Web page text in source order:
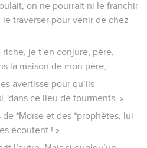
on ne pourrait ni le franchir
le traverser pour venir de chez
je t’en conjure, père,
la maison de mon père,
avertisse pour qu’ils
dans ce lieu de tourments. »
de *Moïse et des *prophètes, lui
écoutent ! »